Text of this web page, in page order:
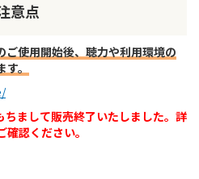
意点
ご使用開始後、聴力や利用環境の
。
まして販売終了いたしました。詳
確認ください。